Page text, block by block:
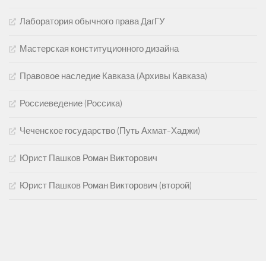
Лаборатория обычного права ДагГУ
Мастерская конституционного дизайна
Правовое наследие Кавказа (Архивы Кавказа)
Россиеведение (Россика)
Чеченское государство (Путь Ахмат-Хаджи)
Юрист Пашков Роман Викторович
Юрист Пашков Роман Викторович (второй)